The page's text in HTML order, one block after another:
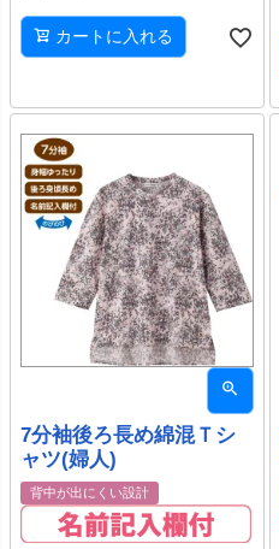
カートに入れる
7分袖後ろ長め綿混Ｔシ
ャツ(婦人)
背中が出にくい設計